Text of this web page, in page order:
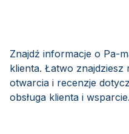
Znajdź informacje o Pa-
klienta. Łatwo
otwarcia i recenzje
obsługa klienta i wsparcie.